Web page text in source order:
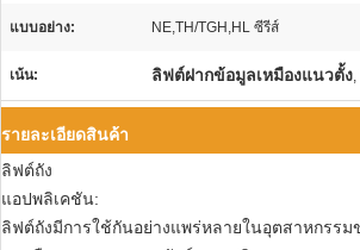
แบบอย่าง: NE,TH/TGH,HL ซีรีส์
เน้น: ลิฟต์ฝากข้อมูลเหมืองแนวตั้ง,
รายละเอียดสินค้า
ลิฟต์ถัง
แอปพลิเคชัน:
ลิฟต์ถังมีการใช้กันอย่างแพร่หลายในอุตสาหกรร